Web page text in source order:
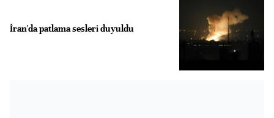
İran'da patlama sesleri duyuldu